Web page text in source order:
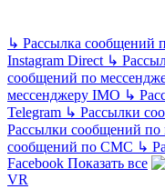
↳ Рассылка сообщений
Instagram Direct ↳
сообщений по
мессенджеру IMO ↳
Telegram ↳ Рассылки
Рассылки сообщений по
сообщений по СМС ↳
Facebook Показать все
VR